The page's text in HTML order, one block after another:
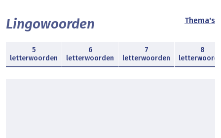
Lingowoorden Thema's
5
letterwoorden
6
letterwoorden
7
letterwoorden
8